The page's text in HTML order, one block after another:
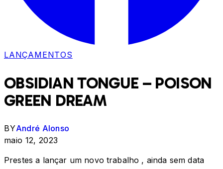
LANÇAMENTOS
OBSIDIAN TONGUE – POISON
GREEN DREAM
BYAndré Alonso
maio 12, 2023
Prestes a lançar um novo trabalho , ainda sem data